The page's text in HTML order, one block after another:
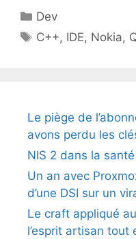
Catégories
Dev
Étiquettes
C++, IDE, Nokia,
Le piège de
avons perdu les
NIS 2 dans la santé
Un an avec
d’une DSI sur un
Le craft appliqué
l’esprit artisan tout